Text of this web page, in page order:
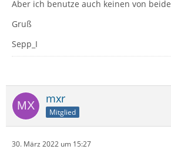
Aber ich benutze auch keinen von
Gruß
Sepp_I
mxr
Mitglied
30. März 2022 um 15:27